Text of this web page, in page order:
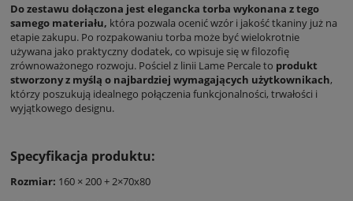
Do zestawu dołączona jest elegancka torba wykonana z tego
samego materiału, która pozwala ocenić wzór i jakość tkaniny już na
etapie zakupu. Po rozpakowaniu torba może być wielokrotnie
używana jako praktyczny dodatek, co wpisuje się w filozofię
zrównoważonego rozwoju. Pościel z linii Lame Percale to produkt
stworzony z myślą o najbardziej wymagających użytkownikach,
którzy poszukują idealnego połączenia funkcjonalności, trwałości i
wyjątkowego designu.
Specyfikacja produktu:
Rozmiar: 160 × 200 + 2×70x80